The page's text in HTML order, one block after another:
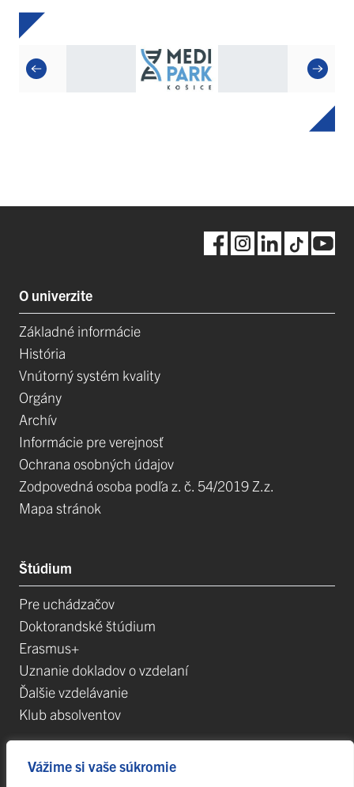
Vážime si vaše súkromie
O univerzite
Základné informácie
História
Vnútorný systém kvality
Orgány
Archív
Informácie pre verejnosť
Ochrana osobných údajov
Zodpovedná osoba podľa z. č. 54/2019 Z.z.
Mapa stránok
Štúdium
Pre uchádzačov
Doktorandské štúdium
Erasmus+
Uznanie dokladov o vzdelaní
Ďalšie vzdelávanie
Klub absolventov
Veda